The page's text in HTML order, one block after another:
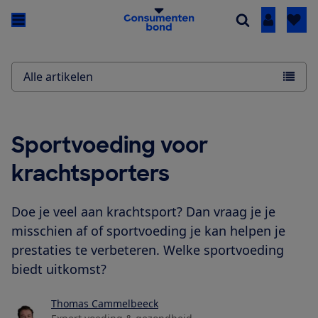
Inloggen
Sportvoeding voor
krachtsporters
Doe je veel aan krachtsport? Dan vraag je je
misschien af of sportvoeding je kan helpen je
prestaties te verbeteren. Welke sportvoeding
biedt uitkomst?
Thomas Cammelbeeck
Alle artikelen